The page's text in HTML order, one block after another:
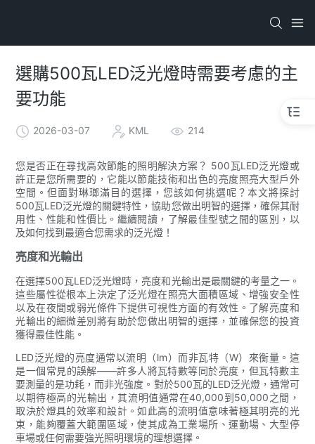
選購500瓦LED泛光燈時需要考慮的主
要功能
2026-03-07 KML 214
您是否正在尋找高效節能的照明解決方案？ 500瓦LED泛光燈或
許正是您所需要的，它能以節能技術和出色的亮度照亮大型戶外
空間。但面對琳瑯滿目的選擇，您該如何挑選呢？本文將探討
500瓦LED泛光燈的關鍵特性，協助您做出明智的選擇，確保其耐
用性、性能和性價比。繼續閱讀，了解最佳型號之間的區別，以
及如何找到最適合您需求的泛光燈！
亮度和光輸出
在選擇500瓦LED泛光燈時，亮度和光輸出是最關鍵的考量之一。
這些屬性從根本上決定了泛光燈在照亮大面積區域、增強安全性
以及在夜間或弱光條件下提供可視性方面的有效性。了解亮度和
光輸出的細微差別將有助於您做出明智的選擇，並確保您的投資
獲得最佳性能。
LED泛光燈的亮度通常以流明（lm）而非瓦特（W）來衡量。這
是一個常見的誤解——許多人將瓦特數等同於亮度，但瓦特數主
要測量的是功耗，而非光強度。對於500瓦的LED泛光燈，通常可
以期待極高的光輸出，其流明值通常在40,000到50,000之間，
取決於燈具的效率和設計。如此高的流明值意味著極其明亮的光
束，能夠覆蓋大範圍區域，使其成為工業場所、運動場、大型停
車場或任何需要強光照明環境的理想選擇。